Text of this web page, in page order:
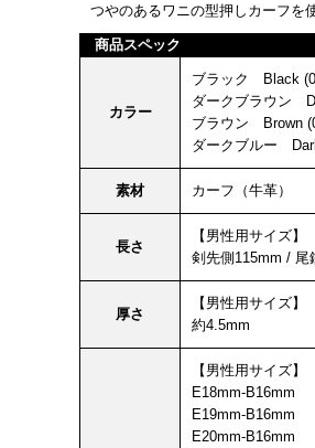
つやのあるワニの型押しカーフを
商品スペック
カラー
ブラック Black
ダークブラウン
ブラウン Brown
ダークブルー
素材 カーフ（牛革）
長さ
【男性用サイズ】
剣先側115mm / 尾
厚さ
【男性用サイズ】
約4.5mm
【男性用サイズ】
E18mm-B16mm
E19mm-B16mm
E20mm-B16mm